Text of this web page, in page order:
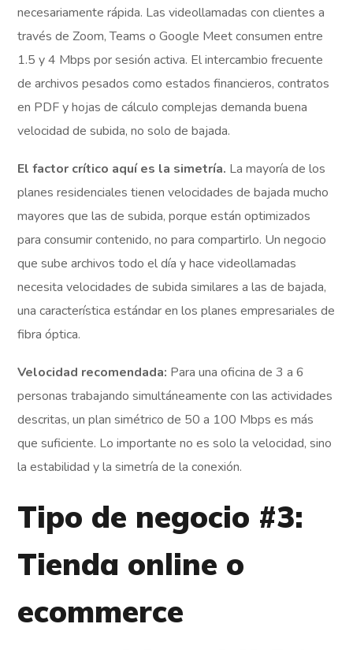
necesariamente rápida. Las videollamadas con clientes a
través de Zoom, Teams o Google Meet consumen entre
1.5 y 4 Mbps por sesión activa. El intercambio frecuente
de archivos pesados como estados financieros, contratos
en PDF y hojas de cálculo complejas demanda buena
velocidad de subida, no solo de bajada.
El factor crítico aquí es la simetría. La mayoría de los
planes residenciales tienen velocidades de bajada mucho
mayores que las de subida, porque están optimizados
para consumir contenido, no para compartirlo. Un negocio
que sube archivos todo el día y hace videollamadas
necesita velocidades de subida similares a las de bajada,
una característica estándar en los planes empresariales de
fibra óptica.
Velocidad recomendada: Para una oficina de 3 a 6
personas trabajando simultáneamente con las actividades
descritas, un plan simétrico de 50 a 100 Mbps es más
que suficiente. Lo importante no es solo la velocidad, sino
la estabilidad y la simetría de la conexión.
Tipo de negocio #3:
Tienda online o
ecommerce